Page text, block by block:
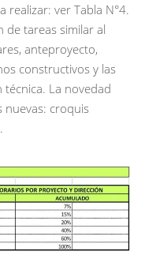
realizar: ver Tabla N°4.
de tareas similar al
anteproyecto,
constructivos y las
técnica. La novedad
nuevas: croquis